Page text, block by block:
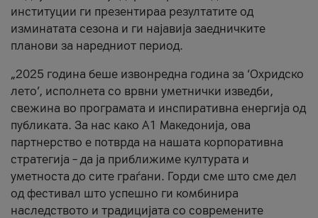
институции ги презентираа резултатите од
изминатата сезона и ги најавија заедничките
планови за наредниот период.
„2025 година беше извонредна година за ‘Охридско
лето’, исполнета со врвни уметнички изведби,
свежина во програмата и инспиративна енергија од
публиката. За нас како A1 Македонија, ова
партнерство е потврда на нашата корпоративна
стратегија – да ја приближиме културата и
уметноста до сите граѓани. Горди сме што сме дел
од фестивал што успешно ги комбинира
наследството и традицијата со современите